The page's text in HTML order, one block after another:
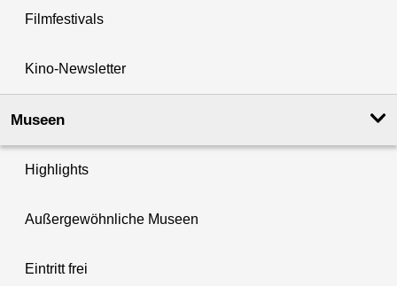
Filmfestivals
Kino-Newsletter
Museen
Highlights
Außergewöhnliche Museen
Eintritt frei